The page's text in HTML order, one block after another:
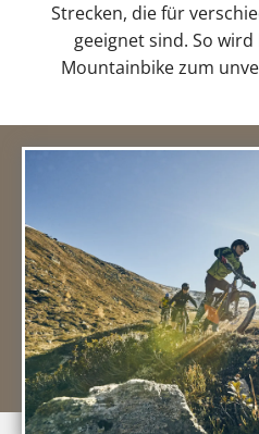
Strecken, die für
geeignet sind. So
Mountainbike zum